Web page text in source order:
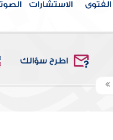
الفتوى الاستشارات
اطرح سؤالك